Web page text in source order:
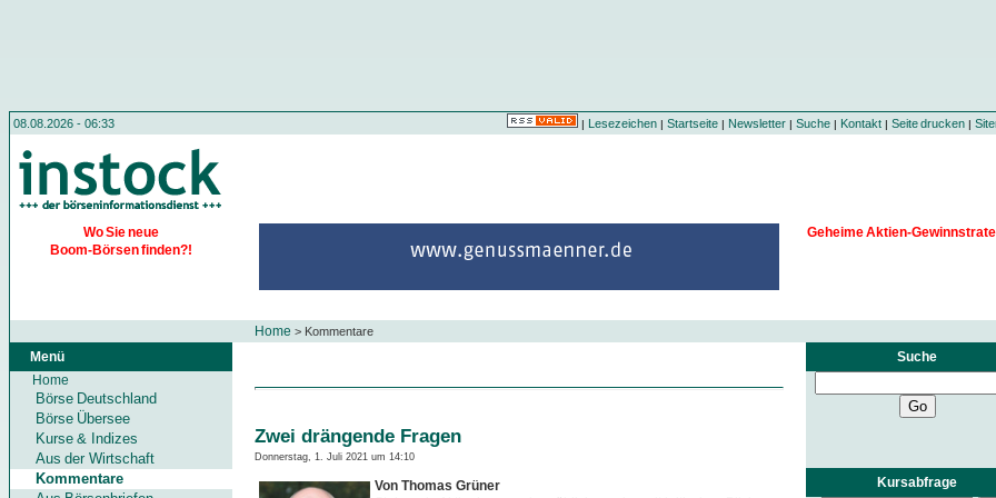
08.08.2026 - 06:33 | Lesezeichen| Startseite| Newsletter| Suche| Kontakt| Seite drucken |
Wo Sie neue
Boom-Börsen finden?!
Geheime Aktien-
Home > Kommentare
Menü
Home
Börse Deutschland
Börse Übersee
Kurse & Indizes
Aus der Wirtschaft
Kommentare
Suche
Kursabfrage
Zwei drängende Fragen
Donnerstag, 1. Juli 2021 um 14:10
Von Thomas Grüner